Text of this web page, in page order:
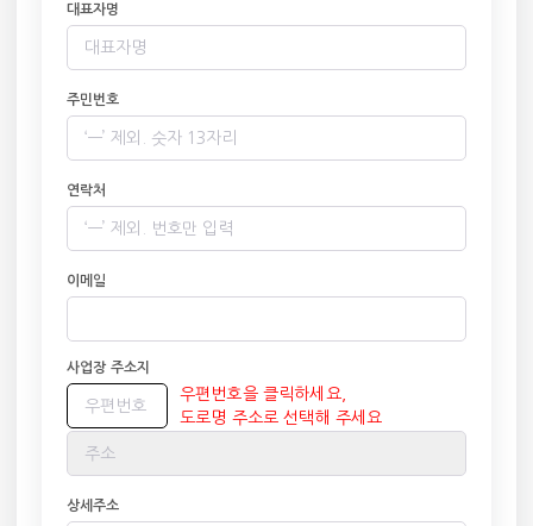
대표자명
주민번호
연락처
이메일
사업장 주소지
우편번호을 클릭하세요,
도로명 주소로 선택해 주세요
상세주소